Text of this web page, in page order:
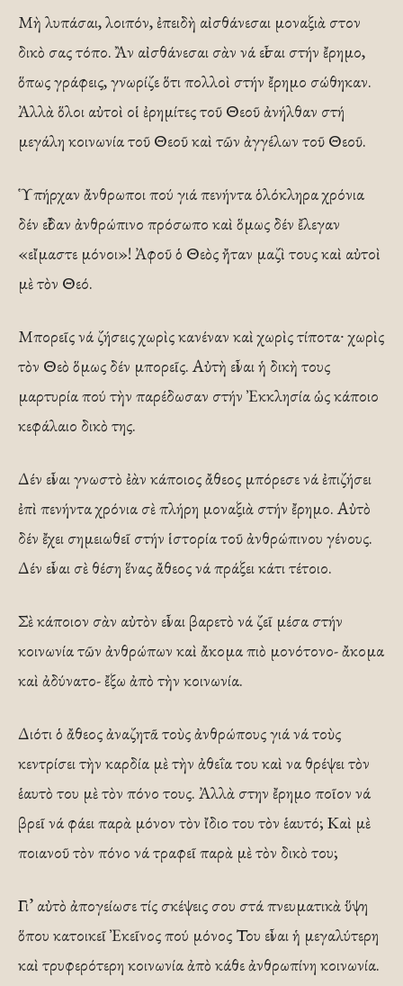
Μὴ λυπάσαι, λοιπόν, ἐπειδὴ αἰσθάνεσαι μοναξιὰ στον
δικὸ σας τόπο. Ἂν αἰσθάνεσαι σὰν νά εἶσαι στήν ἔρημο,
ὅπως γράφεις, γνωρίζε ὅτι πολλοὶ στήν ἔρημο σώθηκαν.
Ἀλλὰ ὅλοι αὐτοὶ οἱ ἐρημίτες τοῦ Θεοῦ ἀνήλθαν στή
μεγάλη κοινωνία τοῦ Θεοῦ καὶ τῶν ἀγγέλων τοῦ Θεοῦ.
Ὑπήρχαν ἄνθρωποι πού γιά πενήντα ὁλόκληρα χρόνια
δέν εἶδαν ἀνθρώπινο πρόσωπο καὶ ὅμως δέν ἔλεγαν
«εἴμαστε μόνοι»! Ἀφοῦ ὁ Θεὸς ἤταν μαζὶ τους καὶ αὐτοὶ
μὲ τὸν Θεό.
Μπορεῖς νά ζήσεις χωρὶς κανέναν καὶ χωρὶς τίποτα∙ χωρὶς
τὸν Θεὸ ὅμως δέν μπορεῖς. Αὐτὴ εἶναι ἡ δικὴ τους
μαρτυρία πού τὴν παρέδωσαν στήν Ἐκκλησία ὡς κάποιο
κεφάλαιο δικὸ της.
Δέν εἶναι γνωστὸ ἐὰν κάποιος ἄθεος μπόρεσε νά ἐπιζήσει
ἐπὶ πενήντα χρόνια σὲ πλήρη μοναξιὰ στήν ἔρημο. Αὐτὸ
δέν ἔχει σημειωθεῖ στήν ἱστορία τοῦ ἀνθρώπινου γένους.
Δέν εἶναι σὲ θέση ἕνας ἄθεος νά πράξει κάτι τέτοιο.
Σὲ κάποιον σὰν αὐτὸν εἶναι βαρετὸ νά ζεῖ μέσα στήν
κοινωνία τῶν ἀνθρώπων καὶ ἄκομα πιὸ μονότονο- ἄκομα
καὶ ἀδύνατο- ἔξω ἀπὸ τὴν κοινωνία.
Διότι ὁ ἄθεος ἀναζητᾶ τοὺς ἀνθρώπους γιά νά τοὺς
κεντρίσει τὴν καρδία μὲ τὴν ἀθεΐα του καὶ να θρέψει τὸν
ἑαυτὸ του μὲ τὸν πόνο τους. Ἀλλὰ στην ἔρημο ποῖον νά
βρεῖ νά φάει παρὰ μόνον τὸν ἴδιο του τὸν ἑαυτό; Καὶ μὲ
ποιανοῦ τὸν πόνο νά τραφεῖ παρὰ μὲ τὸν δικὸ του;
Γι’ αὐτὸ ἀπογείωσε τίς σκέψεις σου στά πνευματικὰ ὕψη
ὅπου κατοικεῖ Ἐκεῖνος πού μόνος Του εἶναι ἡ μεγαλύτερη
καὶ τρυφερότερη κοινωνία ἀπὸ κάθε ἀνθρωπίνη κοινωνία.